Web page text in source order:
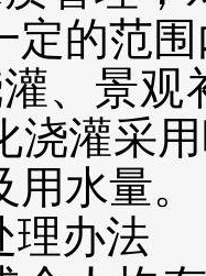
定的范
、景
浇灌采
水量。
理办法